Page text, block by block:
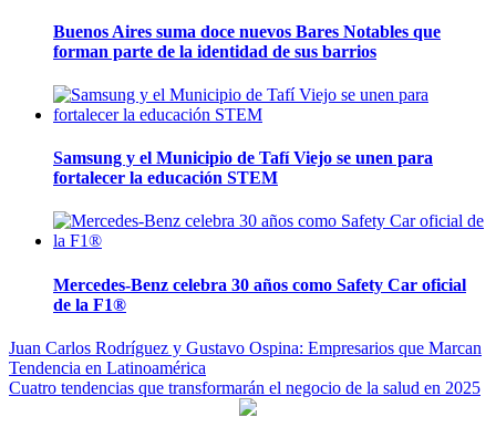
Buenos Aires suma doce nuevos Bares Notables que
forman parte de la identidad de sus barrios
Samsung y el Municipio de Tafí Viejo se unen para
fortalecer la educación STEM
Mercedes-Benz celebra 30 años como Safety Car oficial
de la F1®
Navegación
de
Juan Carlos Rodríguez y Gustavo Ospina: Empresarios que Marcan
Tendencia en Latinoamérica
Cuatro tendencias que transformarán el negocio de la salud en 2025